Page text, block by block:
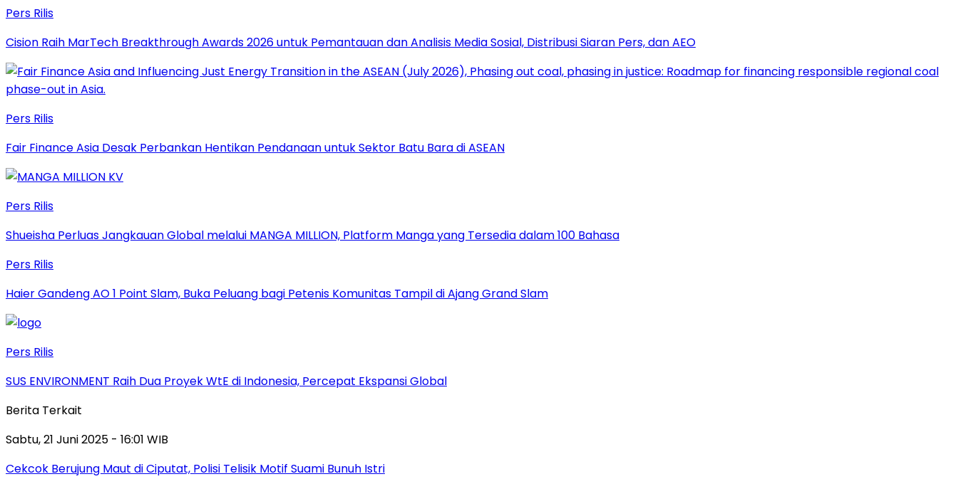
Pers Rilis
Cision Raih MarTech Breakthrough Awards 2026 untuk Pemantauan dan Analisis Media Sosial, Distribusi Siaran Pers, dan AEO
Pers Rilis
Fair Finance Asia Desak Perbankan Hentikan Pendanaan untuk Sektor Batu Bara di ASEAN
Pers Rilis
Shueisha Perluas Jangkauan Global melalui MANGA MILLION, Platform Manga yang Tersedia dalam 100 Bahasa
Pers Rilis
Haier Gandeng AO 1 Point Slam, Buka Peluang bagi Petenis Komunitas Tampil di Ajang Grand Slam
Pers Rilis
SUS ENVIRONMENT Raih Dua Proyek WtE di Indonesia, Percepat Ekspansi Global
Berita Terkait
Sabtu, 21 Juni 2025 - 16:01 WIB
Cekcok Berujung Maut di Ciputat, Polisi Telisik Motif Suami Bunuh Istri